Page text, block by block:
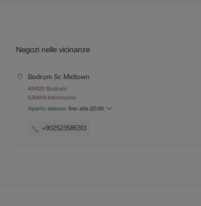
Negozi nelle vicinanze
Bodrum Sc Midtown
48420 Bodrum
IUMAN Intimissimi
Aperto adesso fino alle 22:00
+902523585313